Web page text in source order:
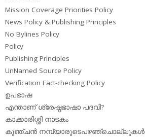
Mission Coverage Priorities Policy
News Policy & Publishing Principles
No Bylines Policy
Policy
Publishing Principles
UnNamed Source Policy
Verification Fact-checking Policy
ഉപഭാഷ
എന്താണ് ശ്രേഷ്ഠഭാഷാ പദവി?
കാക്കാരിശ്ശി നാടകം
കുഞ്ചന്‍ നമ്പ്യാരുടെപഴഞ്ചൊല്ലുകള്‍